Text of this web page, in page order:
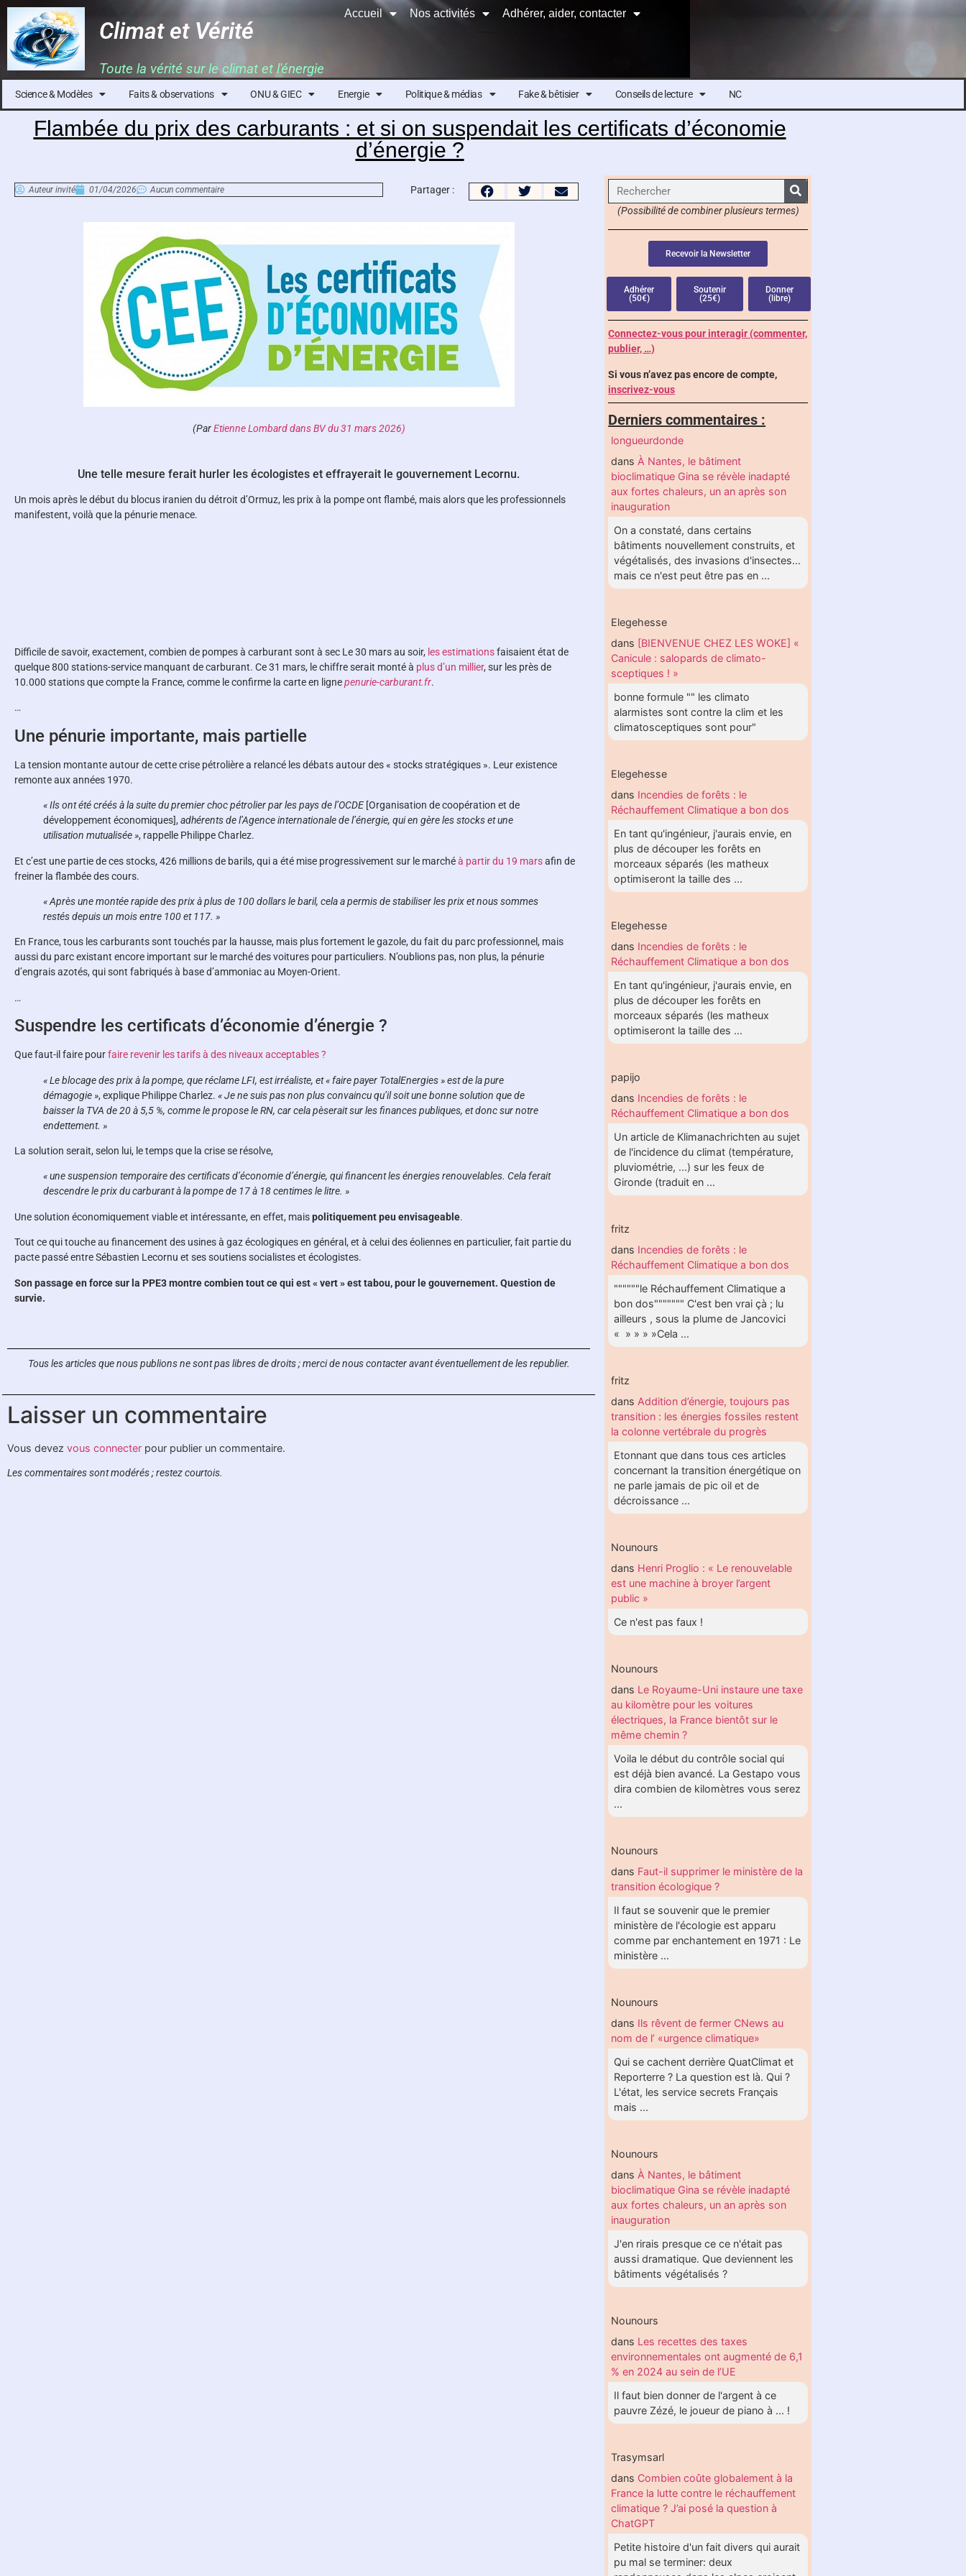
Climat et Vérité
Toute la vérité sur le climat et l'énergie
Accueil Nos activités Adhérer, aider, contacter
Science & Modèles Faits & observations ONU & GIEC Energie Politique & médias Fake & bêtisier Conseils de lecture NC
Flambée du prix des carburants : et si on suspendait les certificats d’économie
d’énergie ?
Auteur invité 01/04/2026 Aucun commentaire Partager :
(ParEtienne Lombarddans BV du 31 mars 2026)
Une telle mesure ferait hurler les écologistes et effrayerait le gouvernement Lecornu.
Un mois après le début du blocus iranien du détroit d’Ormuz, les prix à la pompe ont flambé, mais alors que les professionnels
manifestent, voilà que la pénurie menace.
Difficile de savoir, exactement, combien de pompes à carburant sont à sec Le 30 mars au soir, les estimationsfaisaient état de
quelque 800 stations-service manquant de carburant. Ce 31 mars, le chiffre serait monté à plus d’un millier, sur les près de
10.000 stations que compte la France, comme le confirme la carte en lignepenurie-carburant.fr.
…
Une pénurie importante, mais partielle
La tension montante autour de cette crise pétrolière a relancé les débats autour des « stocks stratégiques ». Leur existence
remonte aux années 1970.
« Ils ont été créés à la suite du premier choc pétrolier par les pays de l’OCDE[Organisation de coopération et de
développement économiques], adhérents de l’Agence internationale de l’énergie, qui en gère les stocks et une
utilisation mutualisée », rappelle Philippe Charlez.
Et c’est une partie de ces stocks, 426 millions de barils, qui a été mise progressivement sur le marchéà partir du 19 marsafin de
freiner la flambée des cours.
« Après une montée rapide des prix à plus de 100 dollars le baril, cela a permis de stabiliser les prix et nous sommes
restés depuis un mois entre 100 et 117. »
En France, tous les carburants sont touchés par la hausse, mais plus fortement le gazole, du fait du parc professionnel, mais
aussi du parc existant encore important sur le marché des voitures pour particuliers. N’oublions pas, non plus, la pénurie
d’engrais azotés, qui sont fabriqués à base d’ammoniac au Moyen-Orient.
…
Suspendre les certificats d’économie d’énergie ?
Que faut-il faire pourfaire revenir les tarifs à des niveaux acceptables ?
« Le blocage des prix à la pompe, que réclame LFI, est irréaliste, et « faire payer TotalEnergies » est de la pure
démagogie », explique Philippe Charlez. « Je ne suis pas non plus convaincu qu’il soit une bonne solution que de
baisser la TVA de 20 à 5,5 %, comme le propose le RN, car cela pèserait sur les finances publiques, et donc sur notre
endettement. »
La solution serait, selon lui, le temps que la crise se résolve,
« une suspension temporaire des certificats d’économie d’énergie, qui financent les énergies renouvelables. Cela ferait
descendre le prix du carburant à la pompe de 17 à 18 centimes le litre. »
Une solution économiquement viable et intéressante, en effet, maispolitiquement peu envisageable.
Tout ce qui touche au financement des usines à gaz écologiques en général, et à celui des éoliennes en particulier, fait partie du
pacte passé entre Sébastien Lecornu et ses soutiens socialistes et écologistes.
Son passage en force sur la PPE3 montre combien tout ce qui est « vert » est tabou, pour le gouvernement. Question de
survie.
Tous les articles que nous publions ne sont pas libres de droits ;merci de nous contacter avant éventuellement de les republier.
Laisser un commentaire
Vous devez vous connecter pour publier un commentaire.
Les commentaires sont modérés ; restez courtois.
(Possibilité de combiner plusieurs termes)
Recevoir la Newsletter
Adhérer
(50€)
Soutenir
(25€)
Donner
(libre)
Connectez-vous pour interagir (commenter,
publier, …)
Si vous n’avez pas encore de compte,
inscrivez-vous
Derniers commentaires :
longueurdonde
dans À Nantes, le bâtiment
bioclimatique Gina se révèle inadapté
aux fortes chaleurs, un an après son
inauguration
On a constaté, dans certains
bâtiments nouvellement construits, et
végétalisés, des invasions d'insectes...
mais ce n'est peut être pas en ...
Elegehesse
dans [BIENVENUE CHEZ LES WOKE] «
Canicule : salopards de climato-
sceptiques ! »
bonne formule "" les climato
alarmistes sont contre la clim et les
climatosceptiques sont pour"
Elegehesse
dans Incendies de forêts : le
Réchauffement Climatique a bon dos
En tant qu'ingénieur, j'aurais envie, en
plus de découper les forêts en
morceaux séparés (les matheux
optimiseront la taille des ...
Elegehesse
dans Incendies de forêts : le
Réchauffement Climatique a bon dos
En tant qu'ingénieur, j'aurais envie, en
plus de découper les forêts en
morceaux séparés (les matheux
optimiseront la taille des ...
papijo
dans Incendies de forêts : le
Réchauffement Climatique a bon dos
Un article de Klimanachrichten au sujet
de l'incidence du climat (température,
pluviométrie, ...) sur les feux de
Gironde (traduit en ...
fritz
dans Incendies de forêts : le
Réchauffement Climatique a bon dos
""""""le Réchauffement Climatique a
bon dos""""""" C'est ben vrai çà ; lu
ailleurs , sous la plume de Jancovici
« » » » »Cela ...
fritz
dans Addition d’énergie, toujours pas
transition : les énergies fossiles restent
la colonne vertébrale du progrès
Etonnant que dans tous ces articles
concernant la transition énergétique on
ne parle jamais de pic oil et de
décroissance ...
Nounours
dans Henri Proglio : « Le renouvelable
est une machine à broyer l’argent
public »
Ce n'est pas faux !
Nounours
dans Le Royaume-Uni instaure une taxe
au kilomètre pour les voitures
électriques, la France bientôt sur le
même chemin ?
Voila le début du contrôle social qui
est déjà bien avancé. La Gestapo vous
dira combien de kilomètres vous serez
...
Nounours
dans Faut-il supprimer le ministère de la
transition écologique ?
Il faut se souvenir que le premier
ministère de l'écologie est apparu
comme par enchantement en 1971 : Le
ministère ...
Nounours
dans Ils rêvent de fermer CNews au
nom de l’ «urgence climatique»
Qui se cachent derrière QuatClimat et
Reporterre ? La question est là. Qui ?
L'état, les service secrets Français
mais ...
Nounours
dans À Nantes, le bâtiment
bioclimatique Gina se révèle inadapté
aux fortes chaleurs, un an après son
inauguration
J'en rirais presque ce ce n'était pas
aussi dramatique. Que deviennent les
bâtiments végétalisés ?
Nounours
dans Les recettes des taxes
environnementales ont augmenté de 6,1
% en 2024 au sein de l’UE
Il faut bien donner de l'argent à ce
pauvre Zézé, le joueur de piano à ... !
Trasymsarl
dans Combien coûte globalement à la
France la lutte contre le réchauffement
climatique ? J’ai posé la question à
ChatGPT
Petite histoire d'un fait divers qui aurait
pu mal se terminer: deux